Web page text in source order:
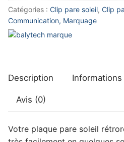
FFSS
CADRE
OPERATIONNEL
Catégories : Clip pare soleil, Clip
Communication, Marquage
Description
Avis (0)
Votre plaque pare soleil